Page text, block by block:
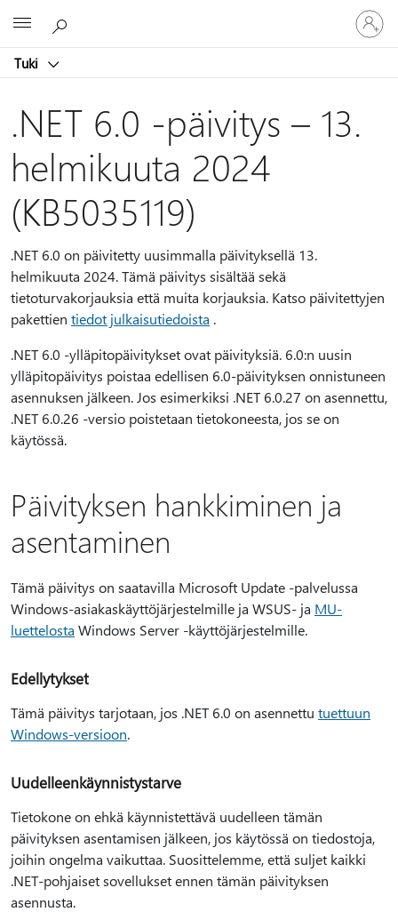
Tuki
Kirjaudu
sisään
tilille
.NET 6.0 -päivitys – 13.
helmikuuta 2024
(KB5035119)
.NET 6.0 on päivitetty uusimmalla päivityksellä 13.
helmikuuta 2024. Tämä päivitys sisältää sekä
tietoturvakorjauksia että muita korjauksia. Katso päivitettyjen
pakettien tiedot julkaisutiedoista .
.NET 6.0 -ylläpitopäivitykset ovat päivityksiä. 6.0:n uusin
ylläpitopäivitys poistaa edellisen 6.0-päivityksen onnistuneen
asennuksen jälkeen. Jos esimerkiksi .NET 6.0.27 on asennettu,
.NET 6.0.26 -versio poistetaan tietokoneesta, jos se on
käytössä.
Päivityksen hankkiminen ja
asentaminen
Tämä päivitys on saatavilla Microsoft Update -palvelussa
Windows-asiakaskäyttöjärjestelmille ja WSUS- ja MU-
luettelosta Windows Server -käyttöjärjestelmille.
Edellytykset
Tämä päivitys tarjotaan, jos .NET 6.0 on asennettu tuettuun
Windows-versioon.
Uudelleenkäynnistystarve
Tietokone on ehkä käynnistettävä uudelleen tämän
päivityksen asentamisen jälkeen, jos käytössä on tiedostoja,
joihin ongelma vaikuttaa. Suosittelemme, että suljet kaikki
.NET-pohjaiset sovellukset ennen tämän päivityksen
asennusta.